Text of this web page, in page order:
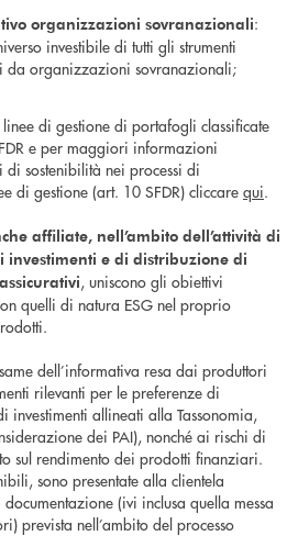
organizzazioni sovranazionali:
investibile di tutti gli strumenti
da organizzazioni sovranazionali;
di gestione di portafogli classificate
e per maggiori informazioni
di sostenibilità nei processi di
di gestione (art. 10 SFDR) cliccare qui.
affiliate, nell’ambito dell’attività di
investimenti e di distribuzione di
, uniscono gli obiettivi
quelli di natura ESG nel proprio
dell’informativa resa dai produttori
rilevanti per le preferenze di
investimenti allineati alla Tassonomia,
dei PAI), nonché ai rischi di
sul rendimento dei prodotti finanziari.
sono presentate alla clientela
(ivi inclusa quella messa
prevista nell’ambito del processo